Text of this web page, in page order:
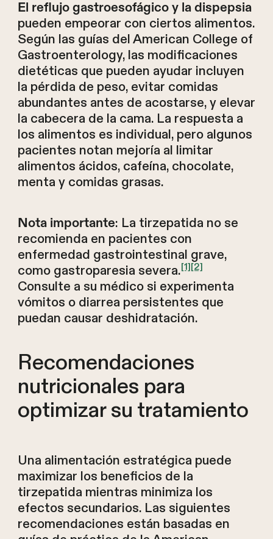
El reflujo gastroesofágico y la dispepsia
pueden empeorar con ciertos alimentos.
Según las guías del American College of
Gastroenterology, las modificaciones
dietéticas que pueden ayudar incluyen
la pérdida de peso, evitar comidas
abundantes antes de acostarse, y elevar
la cabecera de la cama. La respuesta a
los alimentos es individual, pero algunos
pacientes notan mejoría al limitar
alimentos ácidos, cafeína, chocolate,
menta y comidas grasas.
Nota importante: La tirzepatida no se
recomienda en pacientes con
enfermedad gastrointestinal grave,
como gastroparesia severa.[1][2]
Consulte a su médico si experimenta
vómitos o diarrea persistentes que
puedan causar deshidratación.
Recomendaciones
nutricionales para
optimizar su tratamiento
Una alimentación estratégica puede
maximizar los beneficios de la
tirzepatida mientras minimiza los
efectos secundarios. Las siguientes
recomendaciones están basadas en